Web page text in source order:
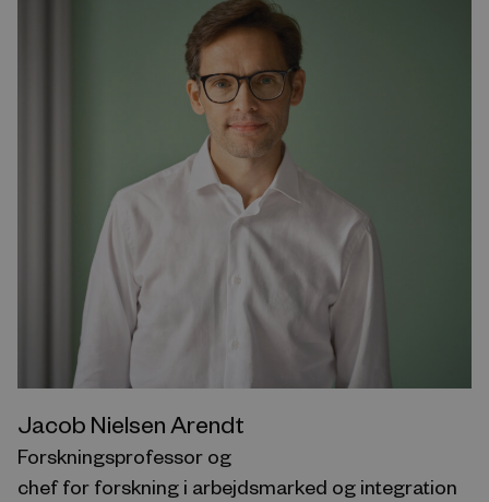
Jacob Nielsen Arendt
Forskningsprofessor og
chef for forskning i arbejdsmarked og integration